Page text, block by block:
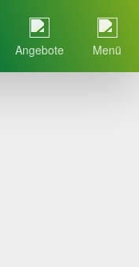
Angebote Menü